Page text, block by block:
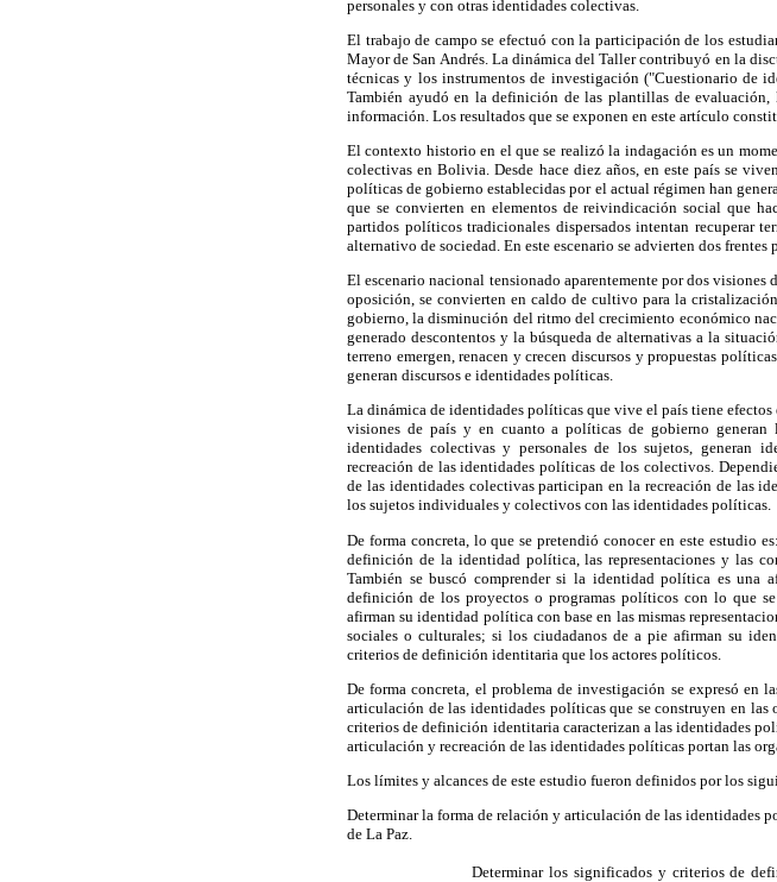
personales y con otras identidades colectivas.
El trabajo de campo se efectuó con la participación de los
Mayor de San Andrés. La dinámica del Taller contribuyó en la
técnicas y los instrumentos de investigación ("Cuestionario
También ayudó en la definición de las plantillas de
información. Los resultados que se exponen en este artículo
El contexto historio en el que se realizó la indagación es un
colectivas en Bolivia. Desde hace diez años, en este país se
políticas de gobierno establecidas por el actual régimen han
que se convierten en elementos de reivindicación social que
partidos políticos tradicionales dispersados intentan recuperar
alternativo de sociedad. En este escenario se advierten dos
El escenario nacional tensionado aparentemente por dos
oposición, se convierten en caldo de cultivo para la
gobierno, la disminución del ritmo del crecimiento económico
generado descontentos y la búsqueda de alternativas a la
terreno emergen, renacen y crecen discursos y propuestas polí
generan discursos e identidades políticas.
La dinámica de identidades políticas que vive el país tiene
visiones de país y en cuanto a políticas de gobierno
identidades colectivas y personales de los sujetos, generan
recreación de las identidades políticas de los colectivos.
de las identidades colectivas participan en la recreación de las
los sujetos individuales y colectivos con las identidades políticas.
De forma concreta, lo que se pretendió conocer en este
definición de la identidad política, las representaciones y las
También se buscó comprender si la identidad política es
definición de los proyectos o programas políticos con lo que
afirman su identidad política con base en las mismas
sociales o culturales; si los ciudadanos de a pie afirman su
criterios de definición identitaria que los actores políticos.
De forma concreta, el problema de investigación se expresó en
articulación de las identidades políticas que se construyen en
criterios de definición identitaria caracterizan a las identidades
articulación y recreación de las identidades políticas portan las
Los límites y alcances de este estudio fueron definidos por los
Determinar la forma de relación y articulación de las identidades
de La Paz.
 Determinar los significados y criterios de